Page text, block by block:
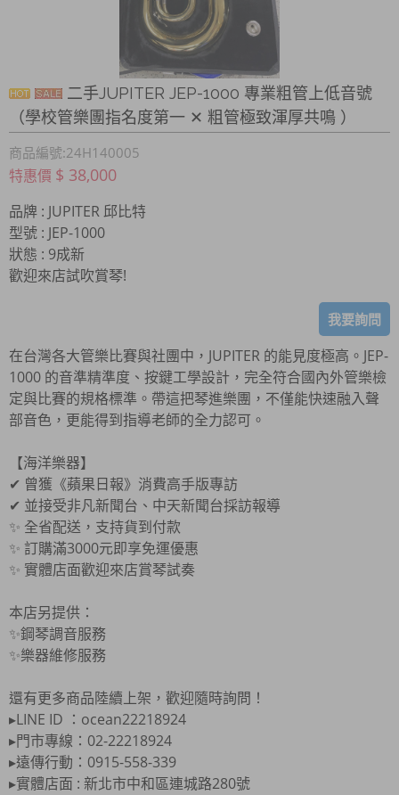
二手JUPITER JEP-1000 專業粗管上低音號
（學校管樂團指名度第一 ✕ 粗管極致渾厚共鳴 ）
商品編號:24H140005
特惠價 $ 38,000
品牌 : JUPITER 邱比特
型號 : JEP-1000
狀態 : 9成新
歡迎來店試吹賞琴!
我要詢問
在台灣各大管樂比賽與社團中，JUPITER 的能見度極高。JEP-
1000 的音準精準度、按鍵工學設計，完全符合國內外管樂檢
定與比賽的規格標準。帶這把琴進樂團，不僅能快速融入聲
部音色，更能得到指導老師的全力認可。
【海洋樂器】
✔ 曾獲《蘋果日報》消費高手版專訪
✔ 並接受非凡新聞台、中天新聞台採訪報導
✨ 全省配送，支持貨到付款
✨ 訂購滿3000元即享免運優惠
✨ 實體店面歡迎來店賞琴試奏
本店另提供：
✨鋼琴調音服務
✨樂器維修服務
還有更多商品陸續上架，歡迎隨時詢問！
▸LINE ID ：ocean22218924
▸門市專線：02-22218924
▸遠傳行動：0915-558-339
▸實體店面 : 新北市中和區連城路280號